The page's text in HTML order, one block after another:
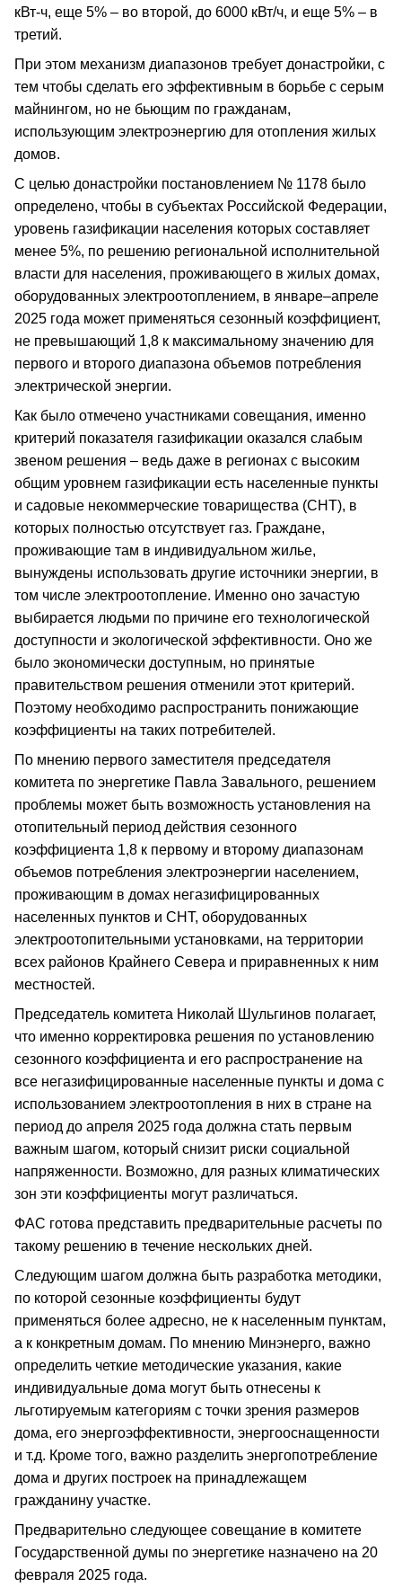
кВт-ч, еще 5% – во второй, до 6000 кВт/ч, и еще 5% – в
третий.
При этом механизм диапазонов требует донастройки, с
тем чтобы сделать его эффективным в борьбе с серым
майнингом, но не бьющим по гражданам,
использующим электроэнергию для отопления жилых
домов.
С целью донастройки постановлением № 1178 было
определено, чтобы в субъектах Российской Федерации,
уровень газификации населения которых составляет
менее 5%, по решению региональной исполнительной
власти для населения, проживающего в жилых домах,
оборудованных электроотоплением, в январе–апреле
2025 года может применяться сезонный коэффициент,
не превышающий 1,8 к максимальному значению для
первого и второго диапазона объемов потребления
электрической энергии.
Как было отмечено участниками совещания, именно
критерий показателя газификации оказался слабым
звеном решения – ведь даже в регионах с высоким
общим уровнем газификации есть населенные пункты
и садовые некоммерческие товарищества (СНТ), в
которых полностью отсутствует газ. Граждане,
проживающие там в индивидуальном жилье,
вынуждены использовать другие источники энергии, в
том числе электроотопление. Именно оно зачастую
выбирается людьми по причине его технологической
доступности и экологической эффективности. Оно же
было экономически доступным, но принятые
правительством решения отменили этот критерий.
Поэтому необходимо распространить понижающие
коэффициенты на таких потребителей.
По мнению первого заместителя председателя
комитета по энергетике Павла Завального, решением
проблемы может быть возможность установления на
отопительный период действия сезонного
коэффициента 1,8 к первому и второму диапазонам
объемов потребления электроэнергии населением,
проживающим в домах негазифицированных
населенных пунктов и СНТ, оборудованных
электроотопительными установками, на территории
всех районов Крайнего Севера и приравненных к ним
местностей.
Председатель комитета Николай Шульгинов полагает,
что именно корректировка решения по установлению
сезонного коэффициента и его распространение на
все негазифицированные населенные пункты и дома с
использованием электроотопления в них в стране на
период до апреля 2025 года должна стать первым
важным шагом, который снизит риски социальной
напряженности. Возможно, для разных климатических
зон эти коэффициенты могут различаться.
ФАС готова представить предварительные расчеты по
такому решению в течение нескольких дней.
Следующим шагом должна быть разработка методики,
по которой сезонные коэффициенты будут
применяться более адресно, не к населенным пунктам,
а к конкретным домам. По мнению Минэнерго, важно
определить четкие методические указания, какие
индивидуальные дома могут быть отнесены к
льготируемым категориям с точки зрения размеров
дома, его энергоэффективности, энергооснащенности
и т.д. Кроме того, важно разделить энергопотребление
дома и других построек на принадлежащем
гражданину участке.
Предварительно следующее совещание в комитете
Государственной думы по энергетике назначено на 20
февраля 2025 года.